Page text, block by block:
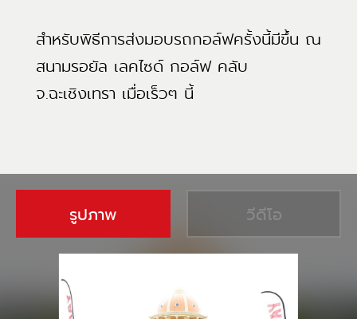
สำหรับพิธีการส่งมอบรถกอล์ฟครั้งนี้มีขึ้น ณ
สนามรอยัล เลคไซด์ กอล์ฟ คลับ
จ.ฉะเชิงเทรา เมื่อเร็วๆ นี้
รูปภาพ วีดีโอ